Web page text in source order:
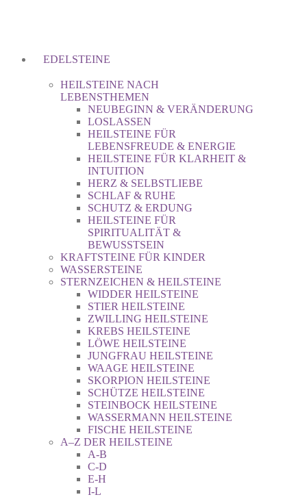
EDELSTEINE
HEILSTEINE NACH
LEBENSTHEMEN
NEUBEGINN & VERÄNDERUNG
LOSLASSEN
HEILSTEINE FÜR
LEBENSFREUDE & ENERGIE
HEILSTEINE FÜR KLARHEIT &
INTUITION
HERZ & SELBSTLIEBE
SCHLAF & RUHE
SCHUTZ & ERDUNG
HEILSTEINE FÜR
SPIRITUALITÄT &
BEWUSSTSEIN
KRAFTSTEINE FÜR KINDER
WASSERSTEINE
STERNZEICHEN & HEILSTEINE
WIDDER HEILSTEINE
STIER HEILSTEINE
ZWILLING HEILSTEINE
KREBS HEILSTEINE
LÖWE HEILSTEINE
JUNGFRAU HEILSTEINE
WAAGE HEILSTEINE
SKORPION HEILSTEINE
SCHÜTZE HEILSTEINE
STEINBOCK HEILSTEINE
WASSERMANN HEILSTEINE
FISCHE HEILSTEINE
A–Z DER HEILSTEINE
A-B
C-D
E-H
I-L